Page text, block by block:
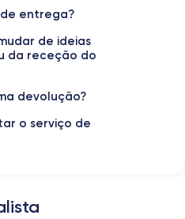
Nano-SIM + eSIM
Débloqué
sur les caractéristiques de ce
entrega?
de ideias
da receção do
devolução?
o serviço de